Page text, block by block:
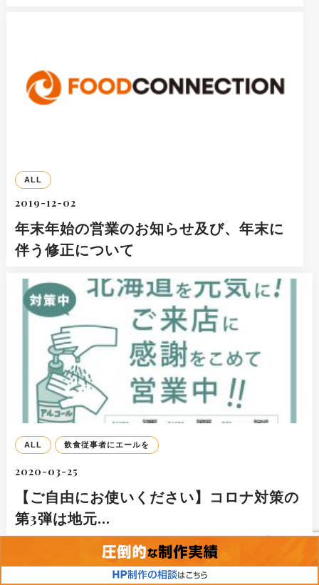
ALL
2019-12-02
年末年始の営業のお知らせ及び、年末に
伴う修正について
ALL 飲食従事者にエールを
2020-03-25
【ご自由にお使いください】コロナ対策の
第3弾は地元…